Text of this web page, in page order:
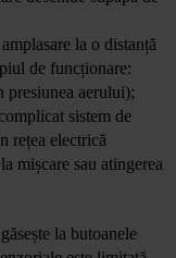
la o distanță
de funcționare:
presiunea aerului);
sistem de
rețea electrică
mișcare sau atingerea
la butoanele